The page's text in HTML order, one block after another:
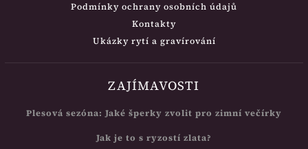
Podmínky ochrany osobních údajů
Kontakty
Ukázky rytí a gravírování
ZAJÍMAVOSTI
Plesová sezóna: Jaké šperky zvolit pro zimní večírky
Jak je to s ryzostí zlata?